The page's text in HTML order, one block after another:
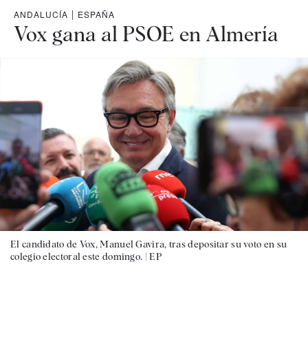
ANDALUCÍA | ESPAÑA
Vox gana al PSOE en Almería
El candidato de Vox, Manuel Gavira, tras depositar su voto en su
colegio electoral este domingo. |EP